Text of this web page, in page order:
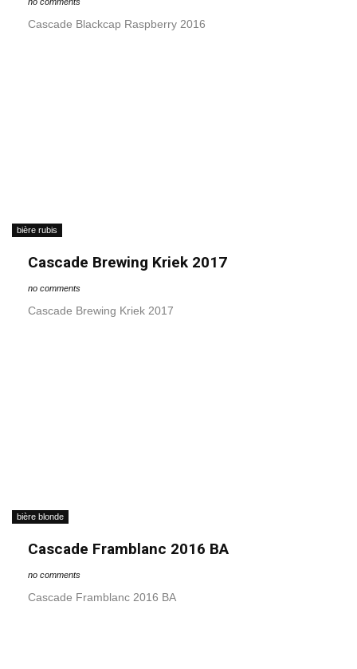
Cascade Blackcap Raspberry 2016
bière rubis
Cascade Brewing Kriek 2017
no comments
Cascade Brewing Kriek 2017
bière blonde
Cascade Framblanc 2016 BA
no comments
Cascade Framblanc 2016 BA